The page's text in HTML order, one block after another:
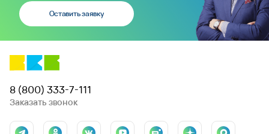
Оставить заявку
8 (800) 333-7-111
Заказать звонок